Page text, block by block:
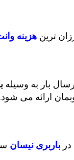
ترین هزینه
بار به وسیله
ارائه می
باربری نیسان